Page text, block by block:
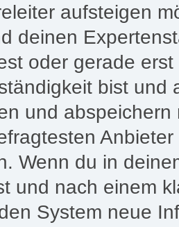
aufsteigen
deinen
oder gerade
bist und
und
Wenn du in
und nach einem
System neue